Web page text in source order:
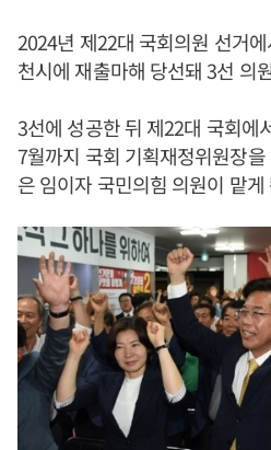
2024년 제22대 국회의원 선거
천시에 재출마해 당선돼 3선 의
3선에 성공한 뒤 제22대 국회에
7월까지 국회 기획재정위원장
은 임이자 국민의힘 의원이 맡게